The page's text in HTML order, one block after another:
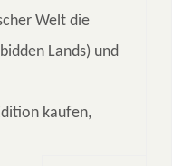
Welt die
Lands) und
kaufen,